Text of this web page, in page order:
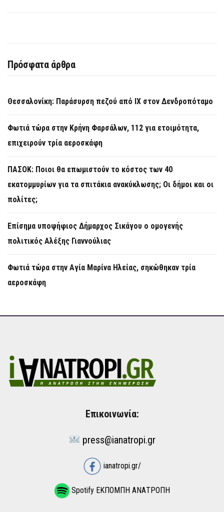
Πρόσφατα άρθρα
Θεσσαλονίκη: Παράσυρση πεζού από ΙΧ στον Δενδροπόταμο
Φωτιά τώρα στην Κρήνη Φαρσάλων, 112 για ετοιμότητα,
επιχειρούν τρία αεροσκάφη
ΠΑΣΟΚ: Ποιοι θα επωμιστούν το κόστος των 40
εκατομμυρίων για τα σπιτάκια ανακύκλωσης; Οι δήμοι και οι
πολίτες;
Επίσημα υποψήφιος Δήμαρχος Σικάγου ο ομογενής
πολιτικός Αλέξης Γιαννούλιας
Φωτιά τώρα στην Aγία Μαρίνα Ηλείας, σηκώθηκαν τρία
αεροσκάφη
Επικοινωνία:
press@ianatropi.gr
ianatropi.gr/
Spotify ΕΚΠΟΜΠΗ ΑΝΑΤΡΟΠΗ